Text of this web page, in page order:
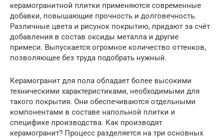
керамогранитной плитки применяются современные
добавки, повышающие прочность и долговечность.
Различные цвета и рисунок покрытию, придают за счёт
добавления в состав оксиды металла и другие
примеси. Выпускается огромное количество оттенков,
позволяющее без труда подобрать нужный.
Керамогранит для пола обладает более высокими
техническими характеристиками, необходимыми для
такого покрытия. Они обеспечиваются отдельными
компонентами в составе напольной плитки и
специфике производства. Как производят
керамогранит? Процесс разделяется на три основных